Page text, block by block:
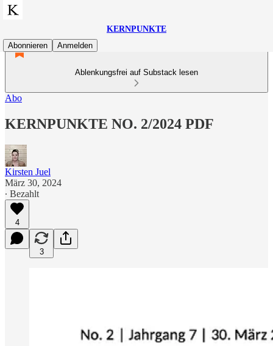
KERNPUNKTE
Abonnieren
Anmelden
Ablenkungsfrei auf Substack lesen
Abo
KERNPUNKTE NO. 2/2024 PDF
Kirsten Juel
März 30, 2024
∙ Bezahlt
4
3